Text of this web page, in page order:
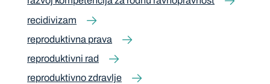
recidivizam
reproduktivna prava
reproduktivni rad
reproduktivno zdravlje